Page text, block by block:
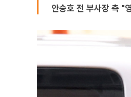
안승호 전 부사장 측 "